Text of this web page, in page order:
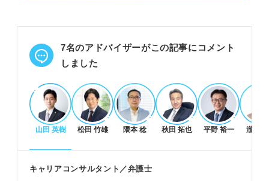
成果や解決策を具体的に示し、即戦力としてアピー
ルする。
つける。
例：私は△△を発揮して問題を解決しました／私は
～～（比喩）のような人間です／強みの～～で〇〇
を▢％上昇させました
強み別！ 自己PRの書き出し例文
7名のアドバイザーがこの記事にコメント
しました
山田 英樹 松田 竹雄 隈本 稔 秋田 拓也 平野 裕一 瀧本
キャリアコンサルタント／弁護士